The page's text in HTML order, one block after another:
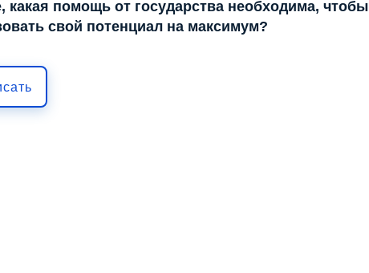
какая помощь от государства необходима, чтобы
свой потенциал на максимум?